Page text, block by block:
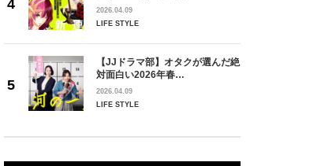
2026.04.09
LIFE STYLE
【JJドラマ部】オタクが選んだ絶
対面白い2026年春…
2026.04.09
LIFE STYLE